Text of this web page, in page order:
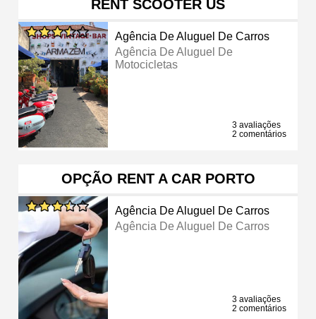
RENT SCOOTER US
Agência De Aluguel De Carros
Agência De Aluguel De
Motocicletas
3 avaliações
2 comentários
OPÇÃO RENT A CAR PORTO
Agência De Aluguel De Carros
Agência De Aluguel De Carros
3 avaliações
2 comentários